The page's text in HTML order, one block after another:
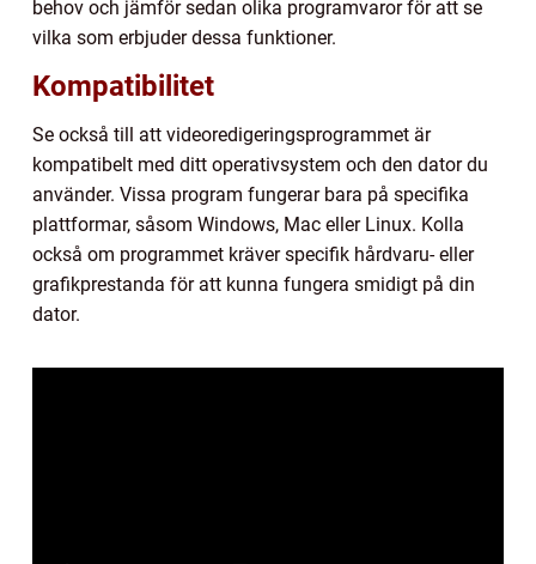
behov och jämför sedan olika programvaror för att se
vilka som erbjuder dessa funktioner.
Kompatibilitet
Se också till att videoredigeringsprogrammet är
kompatibelt med ditt operativsystem och den dator du
använder. Vissa program fungerar bara på specifika
plattformar, såsom Windows, Mac eller Linux. Kolla
också om programmet kräver specifik hårdvaru- eller
grafikprestanda för att kunna fungera smidigt på din
dator.